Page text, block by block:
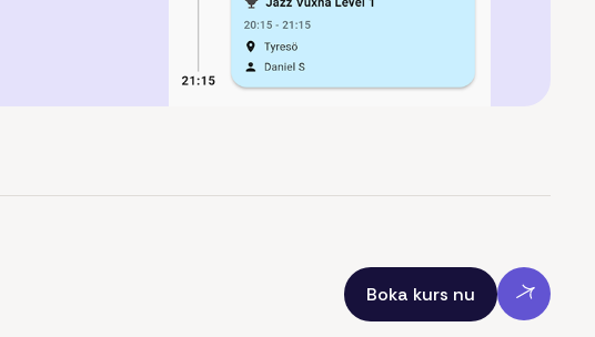
Boka kurs nu